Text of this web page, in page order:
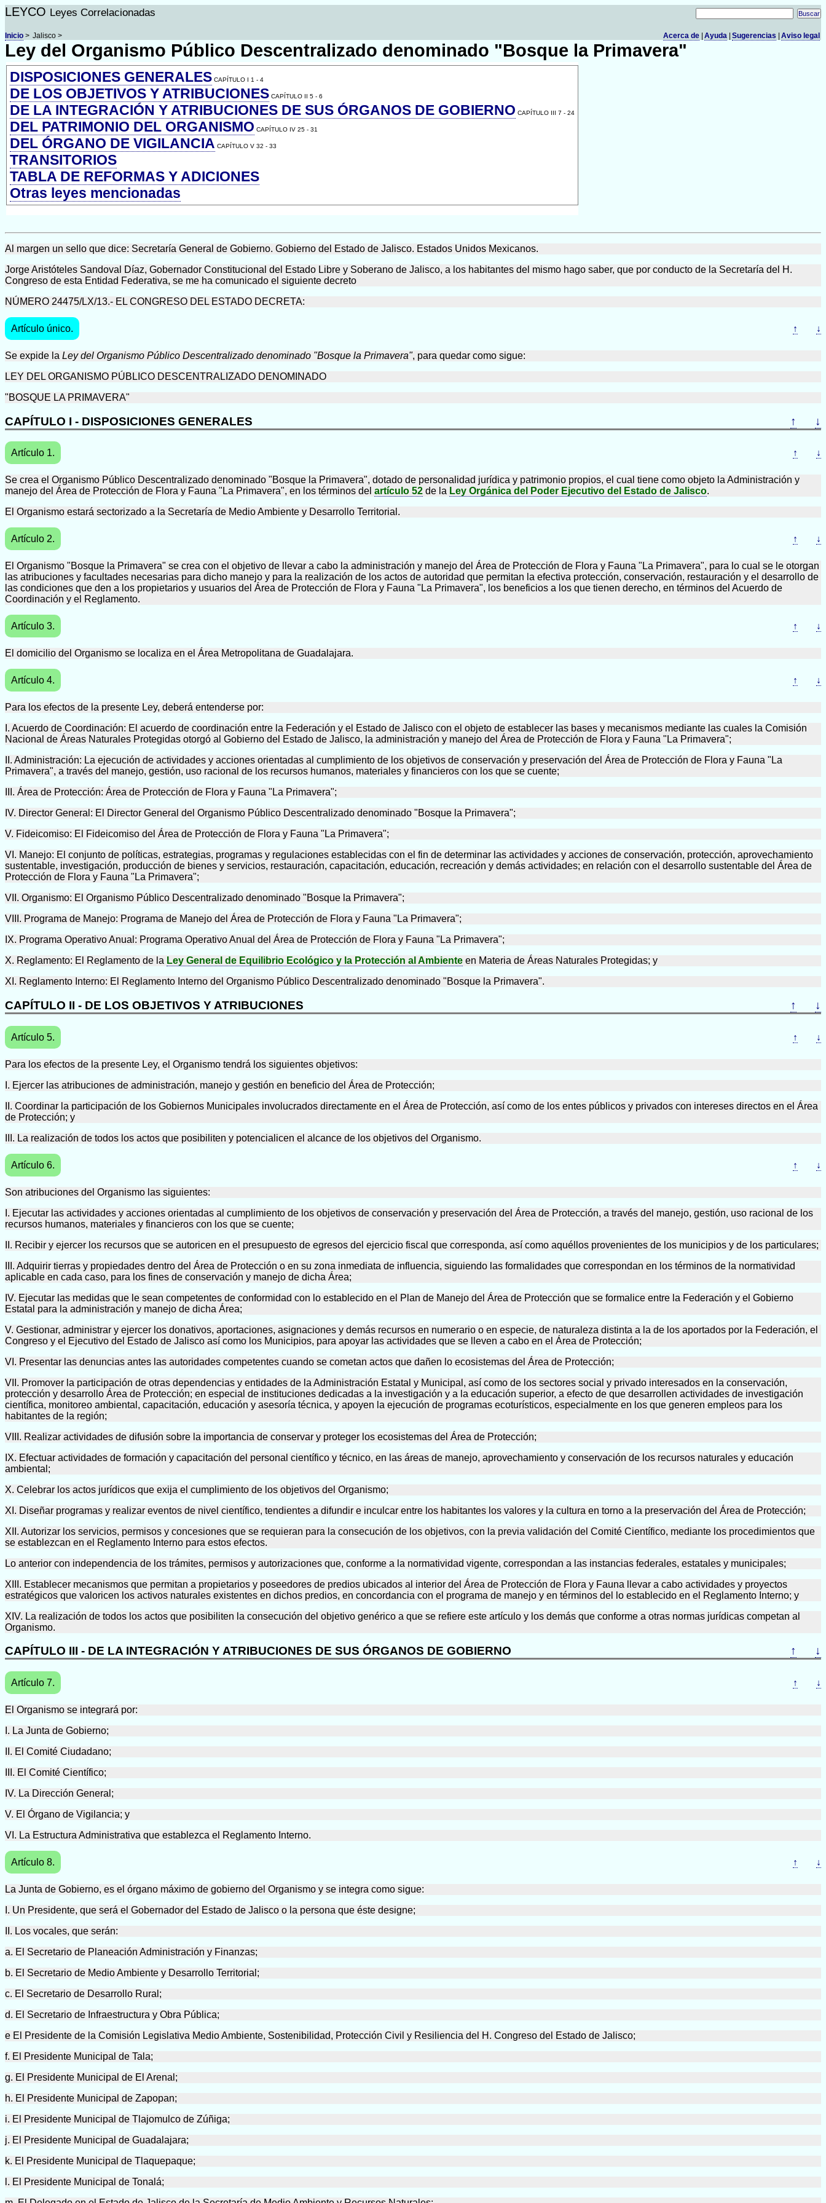
LEYCO Leyes Correlacionadas
Aviso legal
Sugerencias
Ayuda
Acerca de
Inicio > Jalisco >
Ley del Organismo Público Descentralizado denominado "Bosque la Primavera"
DISPOSICIONES GENERALES CAPÍTULO I 1 - 4
DE LOS OBJETIVOS Y ATRIBUCIONES CAPÍTULO II 5 - 6
DE LA INTEGRACIÓN Y ATRIBUCIONES DE SUS ÓRGANOS DE GOBIERNO CAPÍTULO III 7 - 24
DEL PATRIMONIO DEL ORGANISMO CAPÍTULO IV 25 - 31
DEL ÓRGANO DE VIGILANCIA CAPÍTULO V 32 - 33
TRANSITORIOS
TABLA DE REFORMAS Y ADICIONES
Otras leyes mencionadas
Al margen un sello que dice: Secretaría General de Gobierno. Gobierno del Estado de Jalisco. Estados Unidos Mexicanos.
Jorge Aristóteles Sandoval Díaz, Gobernador Constitucional del Estado Libre y Soberano de Jalisco, a los habitantes del mismo hago saber, que por conducto de la Secretaría del H.
Congreso de esta Entidad Federativa, se me ha comunicado el siguiente decreto
NÚMERO 24475/LX/13.- EL CONGRESO DEL ESTADO DECRETA:
Artículo único. ↑ ↓
Se expide la Ley del Organismo Público Descentralizado denominado "Bosque la Primavera", para quedar como sigue:
LEY DEL ORGANISMO PÚBLICO DESCENTRALIZADO DENOMINADO
"BOSQUE LA PRIMAVERA"
CAPÍTULO I - DISPOSICIONES GENERALES ↑ ↓
Artículo 1. ↑ ↓
Se crea el Organismo Público Descentralizado denominado "Bosque la Primavera", dotado de personalidad jurídica y patrimonio propios, el cual tiene como objeto la Administración y
manejo del Área de Protección de Flora y Fauna "La Primavera", en los términos del artículo 52 de la Ley Orgánica del Poder Ejecutivo del Estado de Jalisco.
El Organismo estará sectorizado a la Secretaría de Medio Ambiente y Desarrollo Territorial.
Artículo 2. ↑ ↓
El Organismo "Bosque la Primavera" se crea con el objetivo de llevar a cabo la administración y manejo del Área de Protección de Flora y Fauna "La Primavera", para lo cual se le otorgan
las atribuciones y facultades necesarias para dicho manejo y para la realización de los actos de autoridad que permitan la efectiva protección, conservación, restauración y el desarrollo de
las condiciones que den a los propietarios y usuarios del Área de Protección de Flora y Fauna "La Primavera", los beneficios a los que tienen derecho, en términos del Acuerdo de
Coordinación y el Reglamento.
Artículo 3. ↑ ↓
El domicilio del Organismo se localiza en el Área Metropolitana de Guadalajara.
Artículo 4. ↑ ↓
Para los efectos de la presente Ley, deberá entenderse por:
I. Acuerdo de Coordinación: El acuerdo de coordinación entre la Federación y el Estado de Jalisco con el objeto de establecer las bases y mecanismos mediante las cuales la Comisión
Nacional de Áreas Naturales Protegidas otorgó al Gobierno del Estado de Jalisco, la administración y manejo del Área de Protección de Flora y Fauna "La Primavera";
II. Administración: La ejecución de actividades y acciones orientadas al cumplimiento de los objetivos de conservación y preservación del Área de Protección de Flora y Fauna "La
Primavera", a través del manejo, gestión, uso racional de los recursos humanos, materiales y financieros con los que se cuente;
III. Área de Protección: Área de Protección de Flora y Fauna "La Primavera";
IV. Director General: El Director General del Organismo Público Descentralizado denominado "Bosque la Primavera";
V. Fideicomiso: El Fideicomiso del Área de Protección de Flora y Fauna "La Primavera";
VI. Manejo: El conjunto de políticas, estrategias, programas y regulaciones establecidas con el fin de determinar las actividades y acciones de conservación, protección, aprovechamiento
sustentable, investigación, producción de bienes y servicios, restauración, capacitación, educación, recreación y demás actividades; en relación con el desarrollo sustentable del Área de
Protección de Flora y Fauna "La Primavera";
VII. Organismo: El Organismo Público Descentralizado denominado "Bosque la Primavera";
VIII. Programa de Manejo: Programa de Manejo del Área de Protección de Flora y Fauna "La Primavera";
IX. Programa Operativo Anual: Programa Operativo Anual del Área de Protección de Flora y Fauna "La Primavera";
X. Reglamento: El Reglamento de la Ley General de Equilibrio Ecológico y la Protección al Ambiente en Materia de Áreas Naturales Protegidas; y
XI. Reglamento Interno: El Reglamento Interno del Organismo Público Descentralizado denominado "Bosque la Primavera".
CAPÍTULO II - DE LOS OBJETIVOS Y ATRIBUCIONES ↑ ↓
Artículo 5. ↑ ↓
Para los efectos de la presente Ley, el Organismo tendrá los siguientes objetivos:
I. Ejercer las atribuciones de administración, manejo y gestión en beneficio del Área de Protección;
II. Coordinar la participación de los Gobiernos Municipales involucrados directamente en el Área de Protección, así como de los entes públicos y privados con intereses directos en el Área
de Protección; y
III. La realización de todos los actos que posibiliten y potencialicen el alcance de los objetivos del Organismo.
Artículo 6. ↑ ↓
Son atribuciones del Organismo las siguientes:
I. Ejecutar las actividades y acciones orientadas al cumplimiento de los objetivos de conservación y preservación del Área de Protección, a través del manejo, gestión, uso racional de los
recursos humanos, materiales y financieros con los que se cuente;
II. Recibir y ejercer los recursos que se autoricen en el presupuesto de egresos del ejercicio fiscal que corresponda, así como aquéllos provenientes de los municipios y de los particulares;
III. Adquirir tierras y propiedades dentro del Área de Protección o en su zona inmediata de influencia, siguiendo las formalidades que correspondan en los términos de la normatividad
aplicable en cada caso, para los fines de conservación y manejo de dicha Área;
IV. Ejecutar las medidas que le sean competentes de conformidad con lo establecido en el Plan de Manejo del Área de Protección que se formalice entre la Federación y el Gobierno
Estatal para la administración y manejo de dicha Área;
V. Gestionar, administrar y ejercer los donativos, aportaciones, asignaciones y demás recursos en numerario o en especie, de naturaleza distinta a la de los aportados por la Federación, el
Congreso y el Ejecutivo del Estado de Jalisco así como los Municipios, para apoyar las actividades que se lleven a cabo en el Área de Protección;
VI. Presentar las denuncias antes las autoridades competentes cuando se cometan actos que dañen lo ecosistemas del Área de Protección;
VII. Promover la participación de otras dependencias y entidades de la Administración Estatal y Municipal, así como de los sectores social y privado interesados en la conservación,
protección y desarrollo Área de Protección; en especial de instituciones dedicadas a la investigación y a la educación superior, a efecto de que desarrollen actividades de investigación
científica, monitoreo ambiental, capacitación, educación y asesoría técnica, y apoyen la ejecución de programas ecoturísticos, especialmente en los que generen empleos para los
habitantes de la región;
VIII. Realizar actividades de difusión sobre la importancia de conservar y proteger los ecosistemas del Área de Protección;
IX. Efectuar actividades de formación y capacitación del personal científico y técnico, en las áreas de manejo, aprovechamiento y conservación de los recursos naturales y educación
ambiental;
X. Celebrar los actos jurídicos que exija el cumplimiento de los objetivos del Organismo;
XI. Diseñar programas y realizar eventos de nivel científico, tendientes a difundir e inculcar entre los habitantes los valores y la cultura en torno a la preservación del Área de Protección;
XII. Autorizar los servicios, permisos y concesiones que se requieran para la consecución de los objetivos, con la previa validación del Comité Científico, mediante los procedimientos que
se establezcan en el Reglamento Interno para estos efectos.
Lo anterior con independencia de los trámites, permisos y autorizaciones que, conforme a la normatividad vigente, correspondan a las instancias federales, estatales y municipales;
XIII. Establecer mecanismos que permitan a propietarios y poseedores de predios ubicados al interior del Área de Protección de Flora y Fauna llevar a cabo actividades y proyectos
estratégicos que valoricen los activos naturales existentes en dichos predios, en concordancia con el programa de manejo y en términos del lo establecido en el Reglamento Interno; y
XIV. La realización de todos los actos que posibiliten la consecución del objetivo genérico a que se refiere este artículo y los demás que conforme a otras normas jurídicas competan al
Organismo.
CAPÍTULO III - DE LA INTEGRACIÓN Y ATRIBUCIONES DE SUS ÓRGANOS DE GOBIERNO ↑ ↓
Artículo 7. ↑ ↓
El Organismo se integrará por:
I. La Junta de Gobierno;
II. El Comité Ciudadano;
III. El Comité Científico;
IV. La Dirección General;
V. El Órgano de Vigilancia; y
VI. La Estructura Administrativa que establezca el Reglamento Interno.
Artículo 8. ↑ ↓
La Junta de Gobierno, es el órgano máximo de gobierno del Organismo y se integra como sigue:
I. Un Presidente, que será el Gobernador del Estado de Jalisco o la persona que éste designe;
II. Los vocales, que serán:
a. El Secretario de Planeación Administración y Finanzas;
b. El Secretario de Medio Ambiente y Desarrollo Territorial;
c. El Secretario de Desarrollo Rural;
d. El Secretario de Infraestructura y Obra Pública;
e El Presidente de la Comisión Legislativa Medio Ambiente, Sostenibilidad, Protección Civil y Resiliencia del H. Congreso del Estado de Jalisco;
f. El Presidente Municipal de Tala;
g. El Presidente Municipal de El Arenal;
h. El Presidente Municipal de Zapopan;
i. El Presidente Municipal de Tlajomulco de Zúñiga;
j. El Presidente Municipal de Guadalajara;
k. El Presidente Municipal de Tlaquepaque;
l. El Presidente Municipal de Tonalá;